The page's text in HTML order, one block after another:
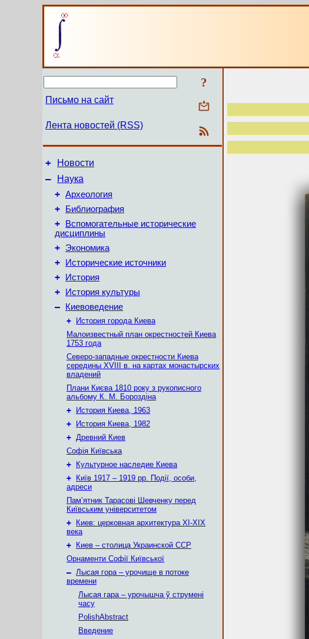
?
Письмо на сайт
Лента новостей (RSS)
+ Новости
–
Наука
+ Археология
+ Библиография
+
Вспомогательные исторические
дисциплины
+ Экономика
+ Исторические источники
+ История
+ История культуры
– Киевоведение
+
История города Киева
Малоизвестный план окрестностей Киева
1753 года
Северо-западные окрестности Киева
середины XVIII в. на картах монастырских
владений
Плани Києва 1810 року з рукописного
альбому К. М. Бороздіна
+
История Киева, 1963
+
История Киева, 1982
+ Древний Киев
Софія Київська
+
Культурное наследие Киева
+
Київ 1917 – 1919 рр. Події, особи,
адреси
Пам’ятник Тарасові Шевченку перед
Київським університетом
+
Киев: церковная архитектура XI-XIX
века
+
Киев – столица Украинской ССР
Орнаменти Софії Київської
– Лысая гора – урочище в потоке
времени
Лысая гара – урочышча ў струмені
часу
PolishAbstract
Введение